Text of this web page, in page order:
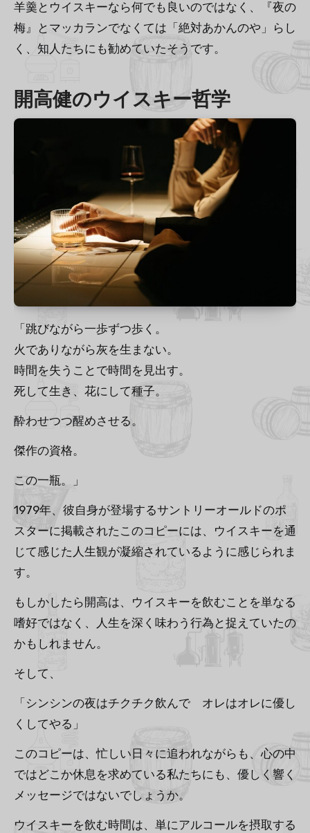
羊羹とウイスキーなら何でも良いのではなく、『夜の
梅』とマッカランでなくては「絶対あかんのや」らし
く、知人たちにも勧めていたそうです。
開高健のウイスキー哲学
「跳びながら一歩ずつ歩く。
火でありながら灰を生まない。
時間を失うことで時間を見出す。
死して生き、花にして種子。
酔わせつつ醒めさせる。
傑作の資格。
この一瓶。」
1979年、彼自身が登場するサントリーオールドのポ
スターに掲載されたこのコピーには、ウイスキーを通
じて感じた人生観が凝縮されているように感じられま
す。
もしかしたら開高は、ウイスキーを飲むことを単なる
嗜好ではなく、人生を深く味わう行為と捉えていたの
かもしれません。
そして、
「シンシンの夜はチクチク飲んで オレはオレに優し
くしてやる」
このコピーは、忙しい日々に追われながらも、心の中
ではどこか休息を求めている私たちにも、優しく響く
メッセージではないでしょうか。
ウイスキーを飲む時間は、単にアルコールを摂取する